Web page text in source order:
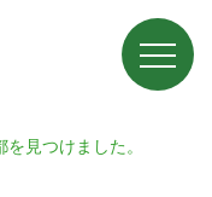
を見つけました。